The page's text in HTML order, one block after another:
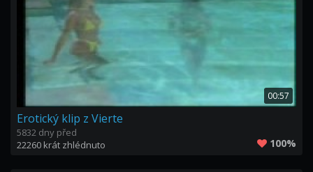
00:57
Erotický klip z Vierte
5832 dny před
22260 krát zhlédnuto
100%